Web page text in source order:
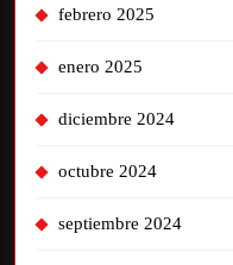
febrero 2025
enero 2025
diciembre 2024
octubre 2024
septiembre 2024